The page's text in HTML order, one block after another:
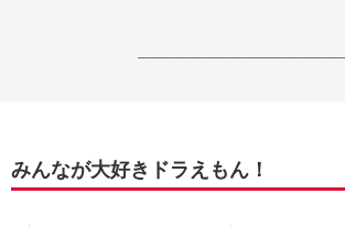
みんなが大好きドラえもん！